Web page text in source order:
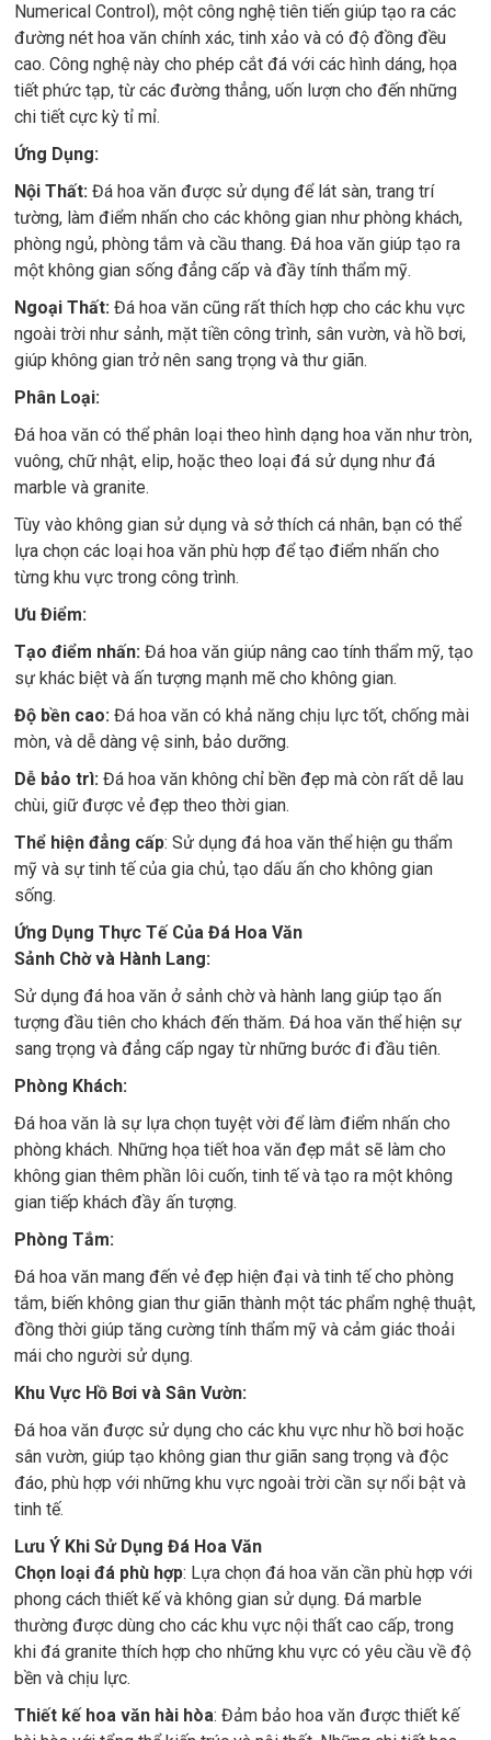
Numerical Control), một công nghệ tiên tiến giúp tạo ra các
đường nét hoa văn chính xác, tinh xảo và có độ đồng đều
cao. Công nghệ này cho phép cắt đá với các hình dáng, họa
tiết phức tạp, từ các đường thẳng, uốn lượn cho đến những
chi tiết cực kỳ tỉ mỉ.
Ứng Dụng:
Nội Thất: Đá hoa văn được sử dụng để lát sàn, trang trí
tường, làm điểm nhấn cho các không gian như phòng khách,
phòng ngủ, phòng tắm và cầu thang. Đá hoa văn giúp tạo ra
một không gian sống đẳng cấp và đầy tính thẩm mỹ.
Ngoại Thất: Đá hoa văn cũng rất thích hợp cho các khu vực
ngoài trời như sảnh, mặt tiền công trình, sân vườn, và hồ bơi,
giúp không gian trở nên sang trọng và thư giãn.
Phân Loại:
Đá hoa văn có thể phân loại theo hình dạng hoa văn như tròn,
vuông, chữ nhật, elip, hoặc theo loại đá sử dụng như đá
marble và granite.
Tùy vào không gian sử dụng và sở thích cá nhân, bạn có thể
lựa chọn các loại hoa văn phù hợp để tạo điểm nhấn cho
từng khu vực trong công trình.
Ưu Điểm:
Tạo điểm nhấn: Đá hoa văn giúp nâng cao tính thẩm mỹ, tạo
sự khác biệt và ấn tượng mạnh mẽ cho không gian.
Độ bền cao: Đá hoa văn có khả năng chịu lực tốt, chống mài
mòn, và dễ dàng vệ sinh, bảo dưỡng.
Dễ bảo trì: Đá hoa văn không chỉ bền đẹp mà còn rất dễ lau
chùi, giữ được vẻ đẹp theo thời gian.
Thể hiện đẳng cấp: Sử dụng đá hoa văn thể hiện gu thẩm
mỹ và sự tinh tế của gia chủ, tạo dấu ấn cho không gian
sống.
Ứng Dụng Thực Tế Của Đá Hoa Văn
Sảnh Chờ và Hành Lang:
Sử dụng đá hoa văn ở sảnh chờ và hành lang giúp tạo ấn
tượng đầu tiên cho khách đến thăm. Đá hoa văn thể hiện sự
sang trọng và đẳng cấp ngay từ những bước đi đầu tiên.
Phòng Khách:
Đá hoa văn là sự lựa chọn tuyệt vời để làm điểm nhấn cho
phòng khách. Những họa tiết hoa văn đẹp mắt sẽ làm cho
không gian thêm phần lôi cuốn, tinh tế và tạo ra một không
gian tiếp khách đầy ấn tượng.
Phòng Tắm:
Đá hoa văn mang đến vẻ đẹp hiện đại và tinh tế cho phòng
tắm, biến không gian thư giãn thành một tác phẩm nghệ thuật,
đồng thời giúp tăng cường tính thẩm mỹ và cảm giác thoải
mái cho người sử dụng.
Khu Vực Hồ Bơi và Sân Vườn:
Đá hoa văn được sử dụng cho các khu vực như hồ bơi hoặc
sân vườn, giúp tạo không gian thư giãn sang trọng và độc
đáo, phù hợp với những khu vực ngoài trời cần sự nổi bật và
tinh tế.
Lưu Ý Khi Sử Dụng Đá Hoa Văn
Chọn loại đá phù hợp: Lựa chọn đá hoa văn cần phù hợp với
phong cách thiết kế và không gian sử dụng. Đá marble
thường được dùng cho các khu vực nội thất cao cấp, trong
khi đá granite thích hợp cho những khu vực có yêu cầu về độ
bền và chịu lực.
Thiết kế hoa văn hài hòa: Đảm bảo hoa văn được thiết kế